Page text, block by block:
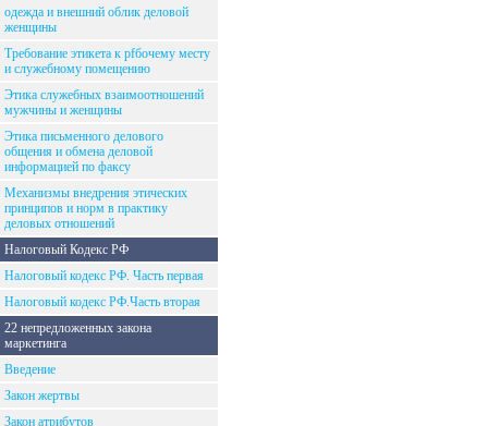
одежда и внешний облик деловой
женщины
Требование этикета к рfбочему месту
и служебному помещению
Этика служебных взаимоотношений
мужчины и женщины
Этика письменного делового
общения и обмена деловой
информацией по факсу
Механизмы внедрения этических
принципов и норм в практику
деловых отношений
Налоговый Кодекс РФ
Налоговый кодекс РФ. Часть первая
Налоговый кодекс РФ.Часть вторая
22 непредложенных закона
маркетинга
Введение
Закон жертвы
Закон атрибутов